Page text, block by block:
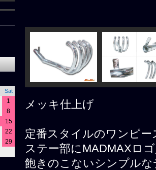
メッキ仕上げ
定番スタイルのワンピー
ステー部にMADMAXロ
飽きのこないシンプル
Sat
1
8
15
22
29